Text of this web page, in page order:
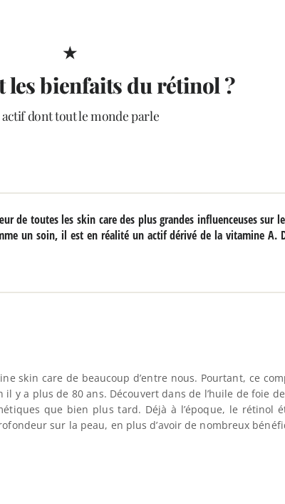
★
les bienfaits du rétinol ?
actif dont tout le monde parle
de toutes les skin care des plus grandes influenceuses sur
un soin, il est en réalité un actif dérivé de la vitamine A.
skin care de beaucoup d’entre nous. Pourtant, ce
y a plus de 80 ans. Découvert dans de l’huile de foie
que bien plus tard. Déjà à l’époque, le rétinol
sur la peau, en plus d’avoir de nombreux